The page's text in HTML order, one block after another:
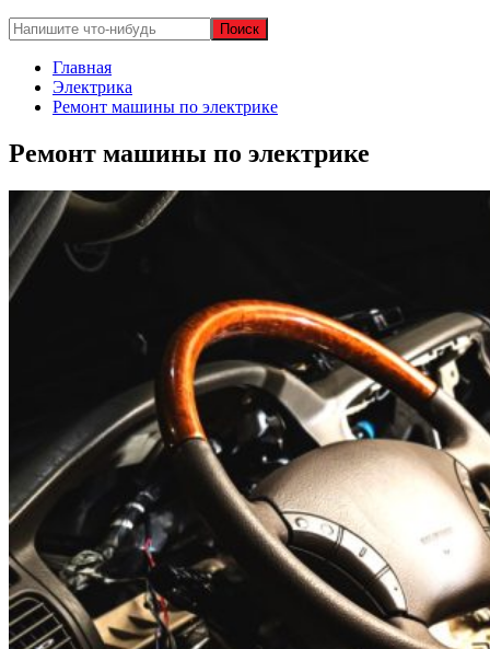
Главная
Электрика
Ремонт машины по электрике
Ремонт машины по электрике